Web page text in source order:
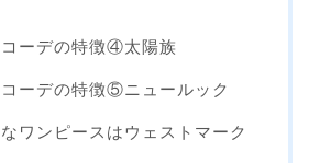
ーデの特徴④太陽族
ーデの特徴⑤ニュールック
ワンピースはウェストマーク